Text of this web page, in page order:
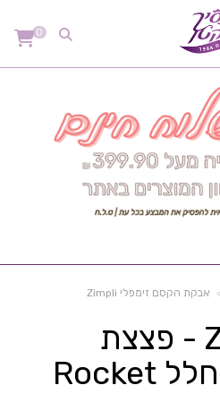
0
אבקת הקסם זימפלי Zimpli
זימפלי Zimpli - פצצת
אמבטיה טיל חלל Rocket